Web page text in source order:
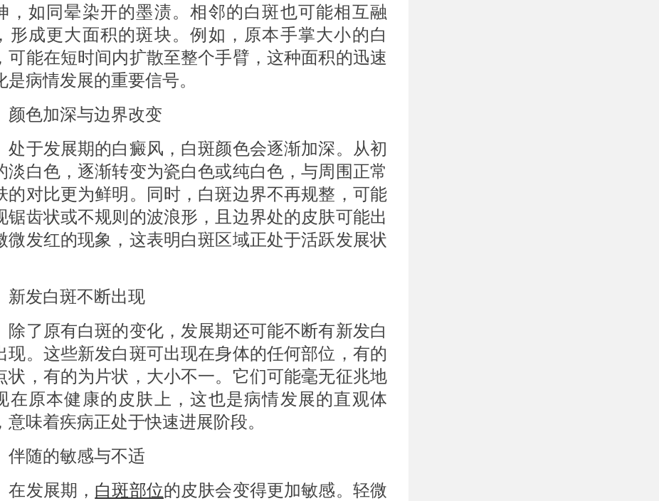
，如同晕染开的墨渍。相邻的白斑也可能相互融
形成更大面积的斑块。例如，原本手掌大小的白
可能在短时间内扩散至整个手臂，这种面积的迅速
是病情发展的重要信号。
加深与边界改变
发展期的白癜风，白斑颜色会逐渐加深。从初
淡白色，逐渐转变为瓷白色或纯白色，与周围正常
的对比更为鲜明。同时，白斑边界不再规整，可能
锯齿状或不规则的波浪形，且边界处的皮肤可能出
微发红的现象，这表明白斑区域正处于活跃发展状
发白斑不断出现
原有白斑的变化，发展期还可能不断有新发白
现。这些新发白斑可出现在身体的任何部位，有的
状，有的为片状，大小不一。它们可能毫无征兆地
在原本健康的皮肤上，这也是病情发展的直观体
意味着疾病正处于快速进展阶段。
随的敏感与不适
发展期， 白斑部位的皮肤会变得更加敏感。轻微